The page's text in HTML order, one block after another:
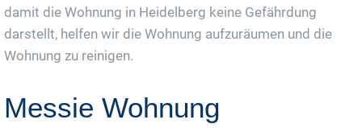
damit die Wohnung in Heidelberg keine Gefährdung
darstellt, helfen wir die Wohnung aufzuräumen und die
Wohnung zu reinigen.
Messie Wohnung